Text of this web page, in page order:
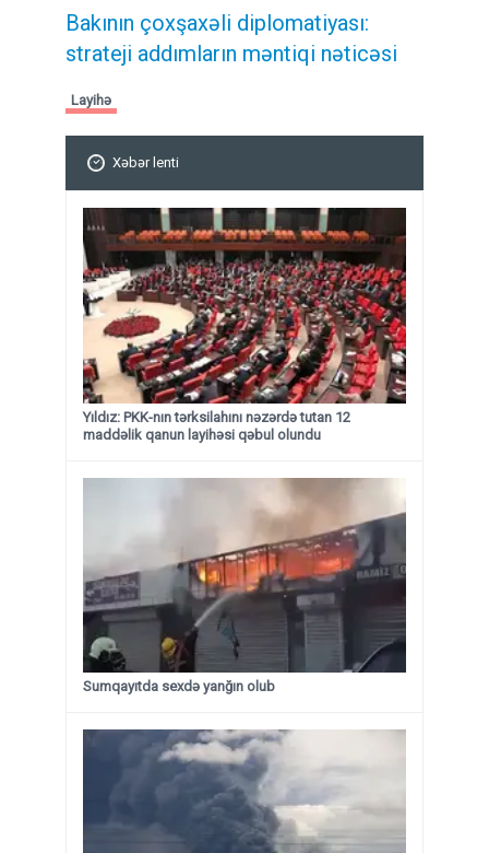
Bakının çoxşaxəli diplomatiyası:
strateji addımların məntiqi nəticəsi
Layihə
Xəbər lenti
Yıldız: PKK-nın tərksilahını nəzərdə tutan 12
maddəlik qanun layihəsi qəbul olundu ​​​​​​​
Sumqayıtda sexdə yanğın olub